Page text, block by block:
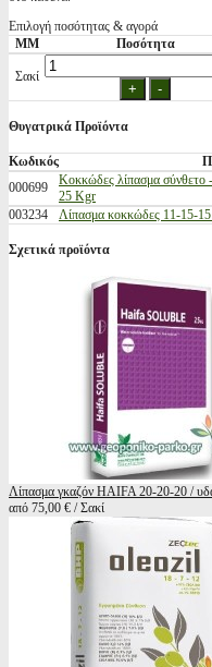
Επιλογή ποσότητας & αγορά
ΜΜ
Ποσότητα
Σακί
Θυγατρικά Προϊόντα
Κωδικός
000699
Κοκκώδες λίπασμα
25 Kgr
003234
Λίπασμα κοκκώδες 11-15-15
Σχετικά προϊόντα
Λίπασμα γκαζόν HAIFA 20-20-20 /
από 75,00 € / Σακί